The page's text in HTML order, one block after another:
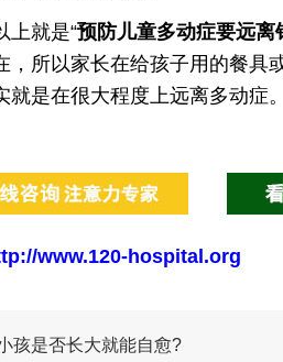
就是“预防儿童多动症要远离
，所以家长在给孩子用的餐具
是在很大程度上远离多动症。
www.120-hospital.org
孩是否长大就能自愈?